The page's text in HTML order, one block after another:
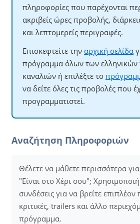
πληροφορίες που παρέχονται
ακριβείς ώρες προβολής,
και λεπτομερείς περιγραφές.
Επισκεφτείτε την αρχική σελίδα
πρόγραμμα όλων των ελληνικών
καναλιών ή επιλέξτε το
να δείτε όλες τις προβολές που
προγραμματιστεί.
Αναζήτηση Πληροφοριών
Θέλετε να μάθετε περισσότερα
"Είναι στο Χέρι σου";
συνδέσεις για να βρείτε
κριτικές, trailers και άλλο
πρόγραμμα.